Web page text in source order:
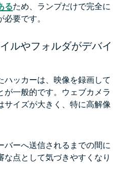
るため、ランプだけで完全に
要です。
ルやフォルダがデバイ
ハッカーは、映像を録画して
が一般的です。ウェブカメラ
サイズが大きく、特に高解像
バーへ送信されるまでの間に
な点として気づきやすくなり